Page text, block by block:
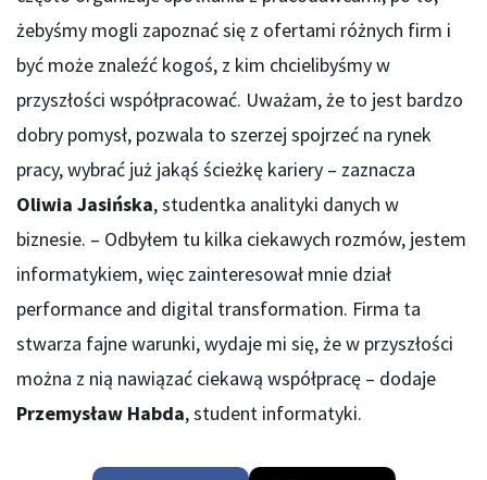
żebyśmy mogli zapoznać się z ofertami różnych firm i
być może znaleźć kogoś, z kim chcielibyśmy w
przyszłości współpracować. Uważam, że to jest bardzo
dobry pomysł, pozwala to szerzej spojrzeć na rynek
pracy, wybrać już jakąś ścieżkę kariery – zaznacza
Oliwia Jasińska, studentka analityki danych w
biznesie. – Odbyłem tu kilka ciekawych rozmów, jestem
informatykiem, więc zainteresował mnie dział
performance and digital transformation. Firma ta
stwarza fajne warunki, wydaje mi się, że w przyszłości
można z nią nawiązać ciekawą współpracę – dodaje
Przemysław Habda, student informatyki.